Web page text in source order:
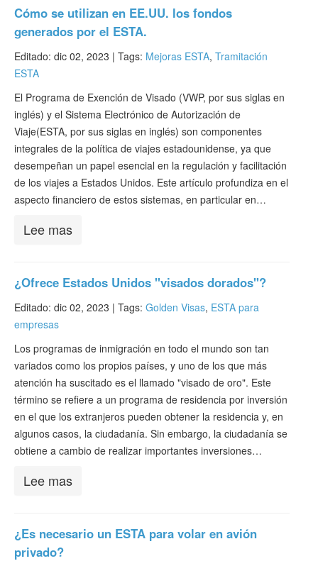
Cómo se utilizan en EE.UU. los fondos
generados por el ESTA.
Editado: dic 02, 2023 | Tags: Mejoras ESTA, Tramitación
ESTA
El Programa de Exención de Visado (VWP, por sus siglas en
inglés) y el Sistema Electrónico de Autorización de
Viaje(ESTA, por sus siglas en inglés) son componentes
integrales de la política de viajes estadounidense, ya que
desempeñan un papel esencial en la regulación y facilitación
de los viajes a Estados Unidos. Este artículo profundiza en el
aspecto financiero de estos sistemas, en particular en…
Lee mas
¿Ofrece Estados Unidos "visados dorados"?
Editado: dic 02, 2023 | Tags: Golden Visas, ESTA para
empresas
Los programas de inmigración en todo el mundo son tan
variados como los propios países, y uno de los que más
atención ha suscitado es el llamado "visado de oro". Este
término se refiere a un programa de residencia por inversión
en el que los extranjeros pueden obtener la residencia y, en
algunos casos, la ciudadanía. Sin embargo, la ciudadanía se
obtiene a cambio de realizar importantes inversiones…
Lee mas
¿Es necesario un ESTA para volar en avión
privado?